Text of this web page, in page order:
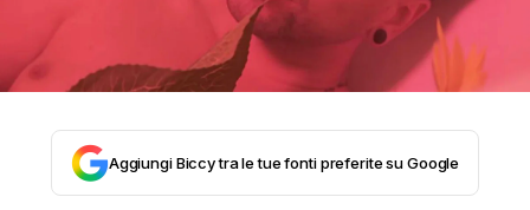
Aggiungi Biccy tra le tue fonti preferite su Google